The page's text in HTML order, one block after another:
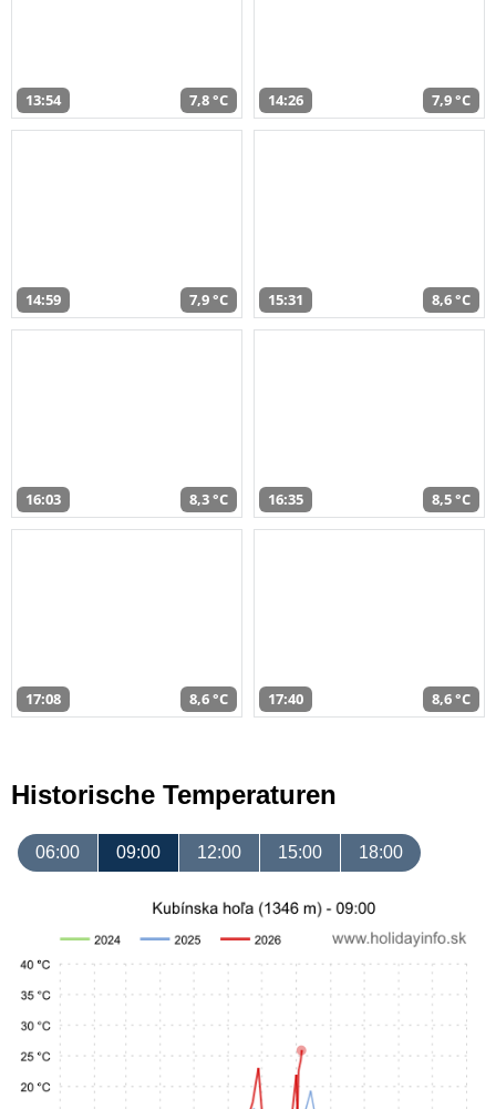
13:54 7,8 °C 14:26 7,9 °C
14:59 7,9 °C 15:31 8,6 °C
16:03 8,3 °C 16:35 8,5 °C
17:08 8,6 °C 17:40 8,6 °C
Historische Temperaturen
06:00 09:00 12:00 15:00 18:00